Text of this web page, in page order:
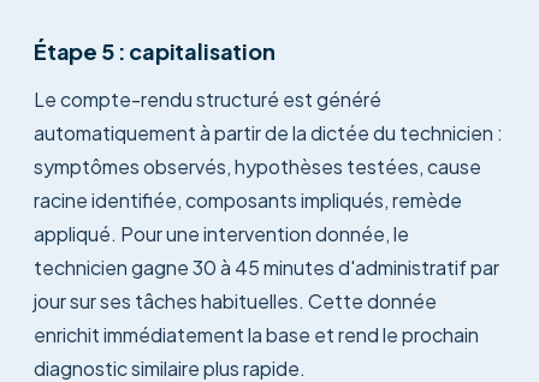
Étape 5 : capitalisation
Le compte-rendu structuré est généré
automatiquement à partir de la dictée du technicien :
symptômes observés, hypothèses testées, cause
racine identifiée, composants impliqués, remède
appliqué. Pour une intervention donnée, le
technicien gagne 30 à 45 minutes d'administratif par
jour sur ses tâches habituelles. Cette donnée
enrichit immédiatement la base et rend le prochain
diagnostic similaire plus rapide.